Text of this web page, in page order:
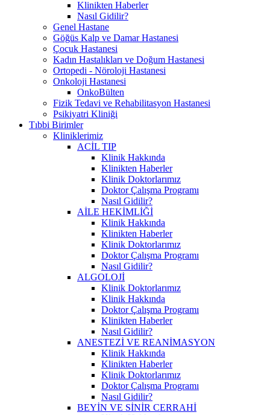
Klinikten Haberler
Nasıl Gidilir?
Genel Hastane
Göğüs Kalp ve Damar Hastanesi
Çocuk Hastanesi
Kadın Hastalıkları ve Doğum Hastanesi
Ortopedi - Nöroloji Hastanesi
Onkoloji Hastanesi
OnkoBülten
Fizik Tedavi ve Rehabilitasyon Hastanesi
Psikiyatri Kliniği
Tıbbi Birimler
Kliniklerimiz
ACİL TIP
Klinik Hakkında
Klinikten Haberler
Klinik Doktorlarımız
Doktor Çalışma Programı
Nasıl Gidilir?
AİLE HEKİMLİĞİ
Klinik Hakkında
Klinikten Haberler
Klinik Doktorlarımız
Doktor Çalışma Programı
Nasıl Gidilir?
ALGOLOJİ
Klinik Doktorlarımız
Klinik Hakkında
Doktor Çalışma Programı
Klinikten Haberler
Nasıl Gidilir?
ANESTEZİ VE REANİMASYON
Klinik Hakkında
Klinikten Haberler
Klinik Doktorlarımız
Doktor Çalışma Programı
Nasıl Gidilir?
BEYİN VE SİNİR CERRAHİ